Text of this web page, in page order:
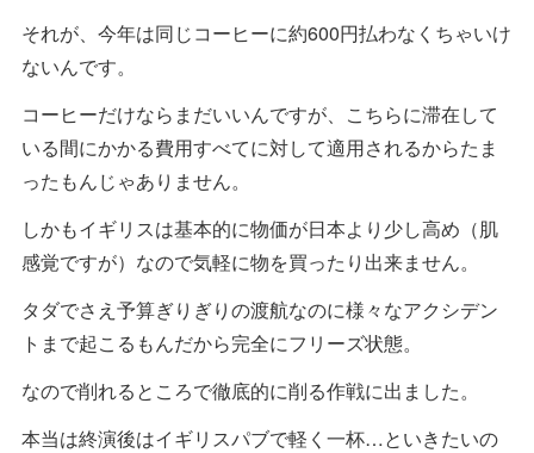
それが、今年は同じコーヒーに約600円払わなくちゃいけ
ないんです。
コーヒーだけならまだいいんですが、こちらに滞在して
いる間にかかる費用すべてに対して適用されるからたま
ったもんじゃありません。
しかもイギリスは基本的に物価が日本より少し高め（肌
感覚ですが）なので気軽に物を買ったり出来ません。
タダでさえ予算ぎりぎりの渡航なのに様々なアクシデン
トまで起こるもんだから完全にフリーズ状態。
なので削れるところで徹底的に削る作戦に出ました。
本当は終演後はイギリスパブで軽く一杯…といきたいの